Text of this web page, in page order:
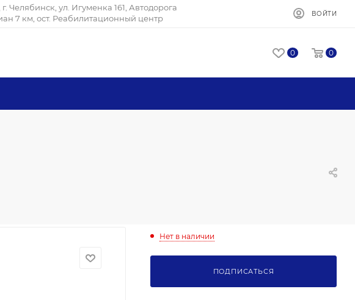
Челябинск, ул. Игуменка 161, Автодорога
7 км, ост. Реабилитационный центр
ВОЙТИ
0 0
Нет в наличии
ПОДПИСАТЬСЯ